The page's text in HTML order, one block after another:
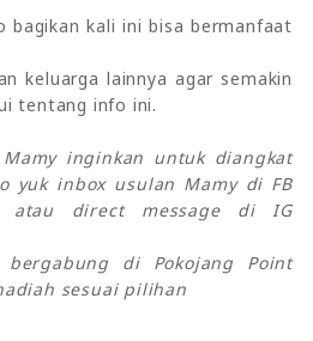
bagikan kali ini bisa bermanfaat
keluarga lainnya agar semakin
tentang info ini.
inginkan untuk diangkat
yuk inbox usulan Mamy di FB
atau direct message di IG
di Pokojang Point
sesuai pilihan